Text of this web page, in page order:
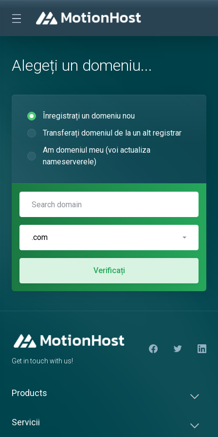
Alegeți un domeniu...
Înregistrați un domeniu nou
Transferați domeniul de la un alt registrar
Am domeniul meu (voi actualiza
nameserverele)
.com
Verificați
Get in touch with us!
Products
Servicii